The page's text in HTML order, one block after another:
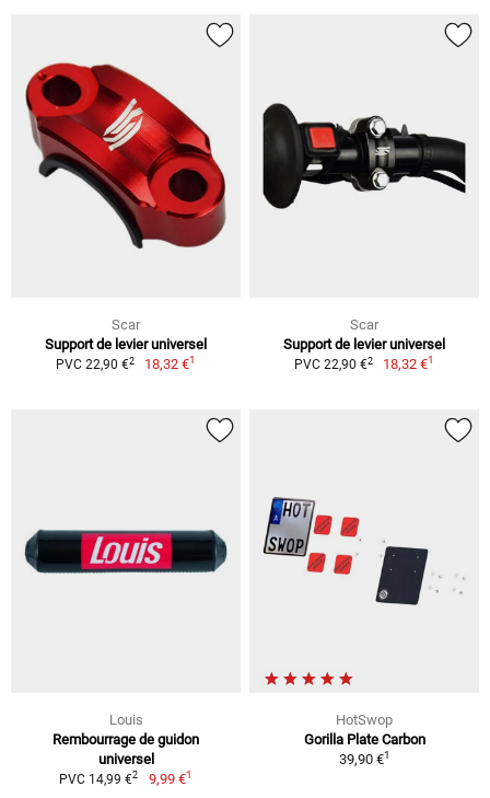
Scar
Support de levier universel
PVC 22,90 €2 18,32 €1
Scar
Support de levier universel
PVC 22,90 €2 18,32 €1
Louis
Rembourrage de guidon
universel
PVC 14,99 €2 9,99 €1
HotSwop
Gorilla Plate Carbon
39,90 €1